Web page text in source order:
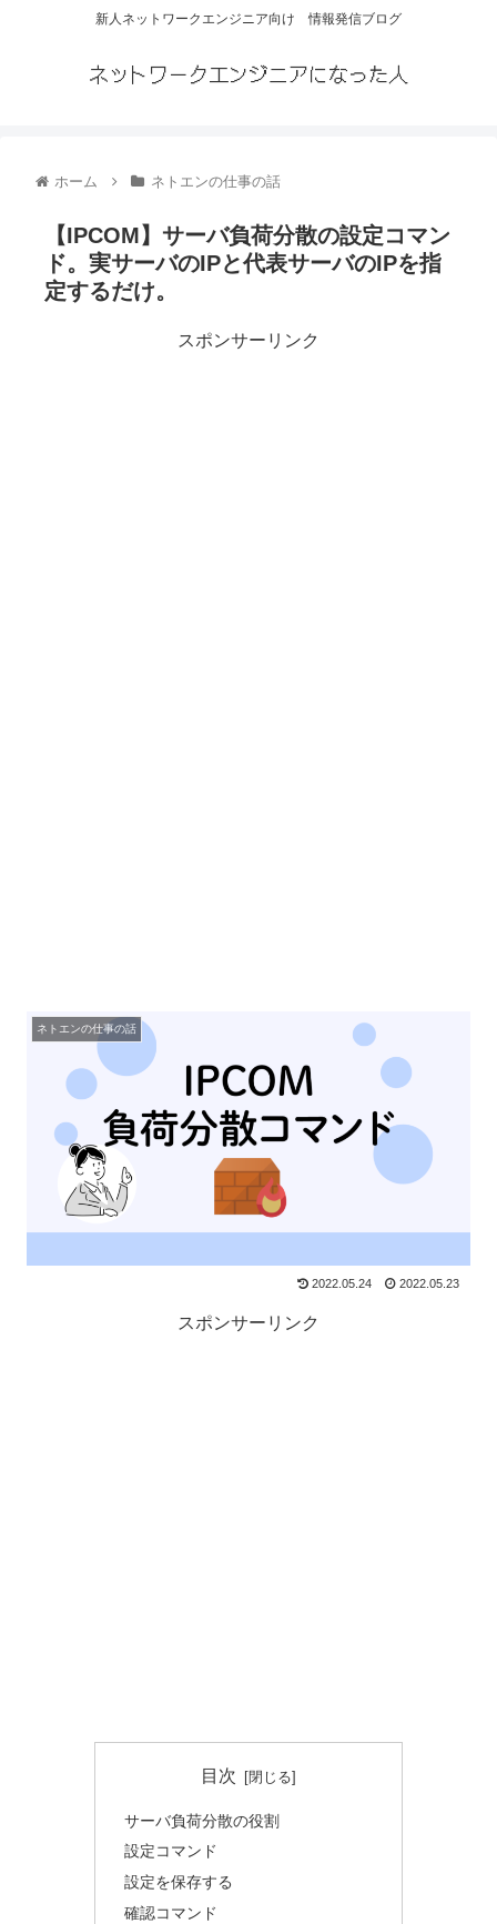
新人ネットワークエンジニア向け 情報発信ブログ
ネットワークエンジニアになった人
ホーム ネトエンの仕事の話
【IPCOM】サーバ負荷分散の設定コマン
ド。実サーバのIPと代表サーバのIPを指
定するだけ。
スポンサーリンク
ネトエンの仕事の話
2022.05.24 2022.05.23
スポンサーリンク
目次
サーバ負荷分散の役割
設定コマンド
設定を保存する
確認コマンド